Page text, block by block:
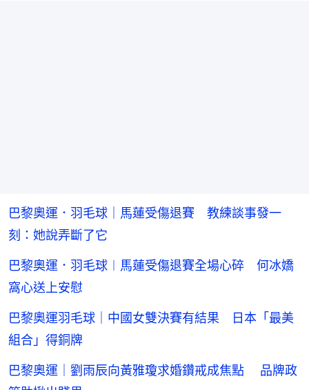
巴黎奧運．羽毛球｜馬蓮受傷退賽 教練談事發一
刻：她說弄斷了它
巴黎奧運．羽毛球︱馬蓮受傷退賽全場心碎 何冰嬌
窩心送上安慰
巴黎奧運羽毛球｜中國女雙決賽有結果 日本「最美
組合」得銅牌
巴黎奧運｜劉雨辰向黃雅瓊求婚鑽戒成焦點 品牌政